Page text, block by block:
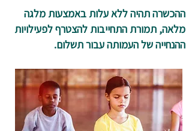
ההכשרה תהיה ללא עלות באמצעות מלגה
מלאה, תמורת התחייבות להצטרף לפעילויות
ההנחייה של העמותה עבור תשלום.